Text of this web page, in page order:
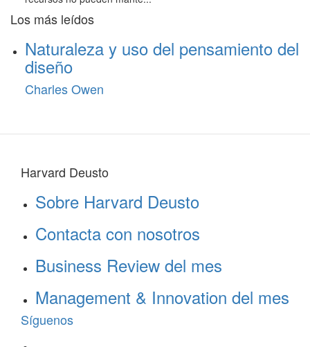
Los más leídos
Naturaleza y uso del pensamiento del
diseño
Charles Owen
Harvard Deusto
Sobre Harvard Deusto
Contacta con nosotros
Business Review del mes
Management & Innovation del mes
Síguenos